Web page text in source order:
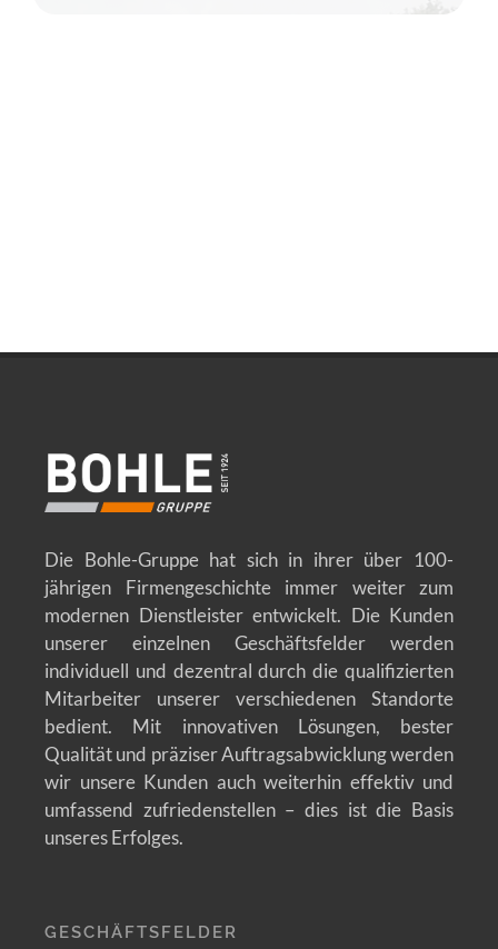
Die Bohle-Gruppe hat sich in ihrer über 100-
jährigen Firmengeschichte immer weiter zum
modernen Dienstleister entwickelt. Die Kunden
unserer einzelnen Geschäftsfelder werden
individuell und dezentral durch die qualifizierten
Mitarbeiter unserer verschiedenen Standorte
bedient. Mit innovativen Lösungen, bester
Qualität und präziser Auftragsabwicklung werden
wir unsere Kunden auch weiterhin effektiv und
umfassend zufriedenstellen – dies ist die Basis
unseres Erfolges.
GESCHÄFTSFELDER